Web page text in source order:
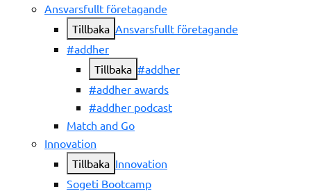
Ansvarsfullt företagande
Tillbaka Ansvarsfullt företagande
#addher
Tillbaka #addher
#addher awards
#addher podcast
Match and Go
Innovation
Tillbaka Innovation
Sogeti Bootcamp